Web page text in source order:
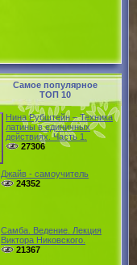
Самое популярное
ТОП 10
Нина Рубштейн – Техника
латины в единичных
действияx. Часть 1.
27306
Джайв - самоучитель
24352
Самба. Ведение. Лекция
Виктора Никовского.
21367